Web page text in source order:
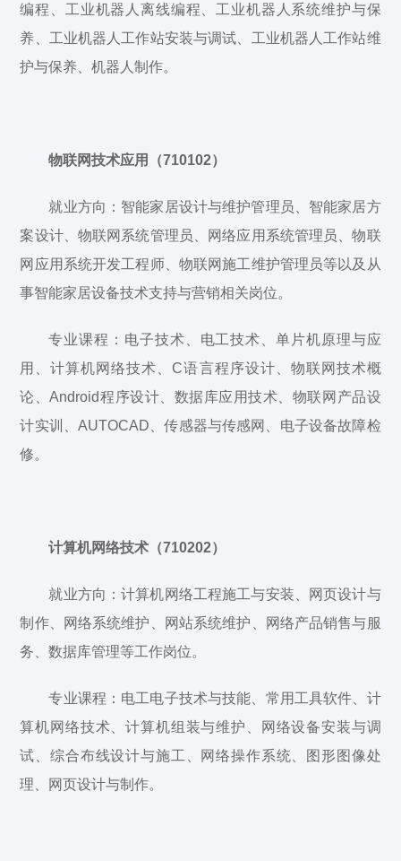
编程、工业机器人离线编程、工业机器人系统维护与保
养、工业机器人工作站安装与调试、工业机器人工作站维
护与保养、机器人制作。
物联网技术应用（710102）
就业方向：智能家居设计与维护管理员、智能家居方
案设计、物联网系统管理员、网络应用系统管理员、物联
网应用系统开发工程师、物联网施工维护管理员等以及从
事智能家居设备技术支持与营销相关岗位。
专业课程：电子技术、电工技术、单片机原理与应
用、计算机网络技术、C语言程序设计、物联网技术概
论、Android程序设计、数据库应用技术、物联网产品设
计实训、AUTOCAD、传感器与传感网、电子设备故障检
修。
计算机网络技术（710202）
就业方向：计算机网络工程施工与安装、网页设计与
制作、网络系统维护、网站系统维护、网络产品销售与服
务、数据库管理等工作岗位。
专业课程：电工电子技术与技能、常用工具软件、计
算机网络技术、计算机组装与维护、网络设备安装与调
试、综合布线设计与施工、网络操作系统、图形图像处
理、网页设计与制作。